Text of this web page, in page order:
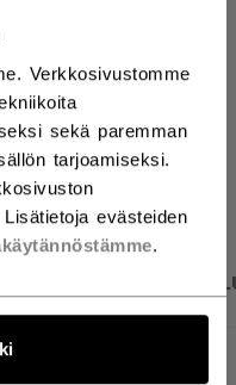
Verkkosivustomme
sekä paremman
tarjoamiseksi.
evästeiden
.
palautus
AVAA